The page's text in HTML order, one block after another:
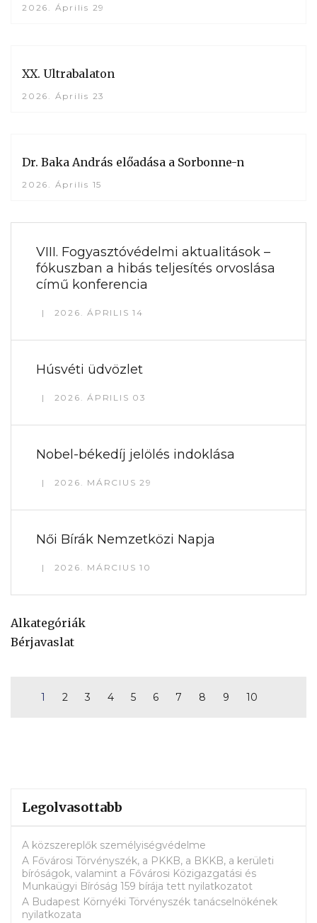
2026. Április 29
XX. Ultrabalaton
2026. Április 23
Dr. Baka András előadása a Sorbonne-n
2026. Április 15
VIII. Fogyasztóvédelmi aktualitások –
fókuszban a hibás teljesítés orvoslása
című konferencia
2026. ÁPRILIS 14
Húsvéti üdvözlet
2026. ÁPRILIS 03
Nobel-békedíj jelölés indoklása
2026. MÁRCIUS 29
Női Bírák Nemzetközi Napja
2026. MÁRCIUS 10
Alkategóriák
Bérjavaslat
1 2 3 4 5 6 7 8 9 10
Legolvasottabb
A közszereplők személyiségvédelme
A Fővárosi Törvényszék, a PKKB, a BKKB, a kerületi
bíróságok, valamint a Fővárosi Közigazgatási és
Munkaügyi Bíróság 159 bírája tett nyilatkozatot
A Budapest Környéki Törvényszék tanácselnökének
nyilatkozata